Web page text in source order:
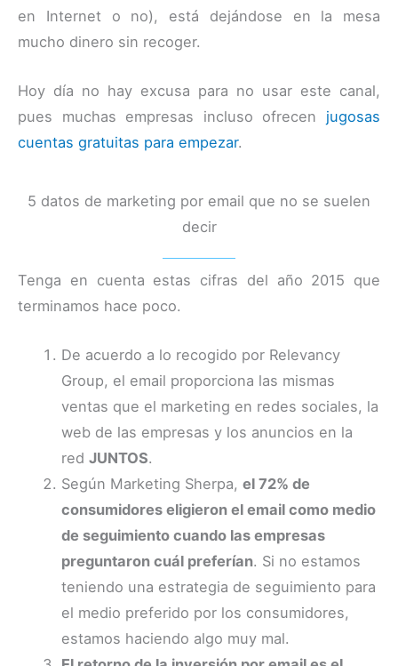
en Internet o no), está dejándose en la mesa
mucho dinero sin recoger.
Hoy día no hay excusa para no usar este canal,
pues muchas empresas incluso ofrecen jugosas
cuentas gratuitas para empezar.
5 datos de marketing por email que no se suelen
decir
Tenga en cuenta estas cifras del año 2015 que
terminamos hace poco.
De acuerdo a lo recogido por Relevancy
Group, el email proporciona las mismas
ventas que el marketing en redes sociales, la
web de las empresas y los anuncios en la
redJUNTOS.
Según Marketing Sherpa,el 72% de
consumidores eligieron el email como medio
de seguimiento cuando las empresas
preguntaron cuál preferían. Si no estamos
teniendo una estrategia de seguimiento para
el medio preferido por los consumidores,
estamos haciendo algo muy mal.